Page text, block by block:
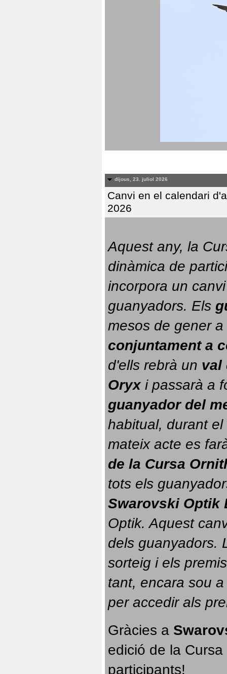
dijous, 23. juliol 2026
Canvi en el calendari
2026
Aquest any, la
dinàmica de
incorpora un
guanyadors. Els
conjuntament a
d'ells rebrà un val
Oryx i passarà a
guanyador del
habitual, durant el
mateix acte es
de la Cursa
tots els
Swarovski Optik
Optik. Aquest
dels guanyadors.
sorteig i els
tant, encara sou
per accedir als
Gràcies a
edició de la
participants!